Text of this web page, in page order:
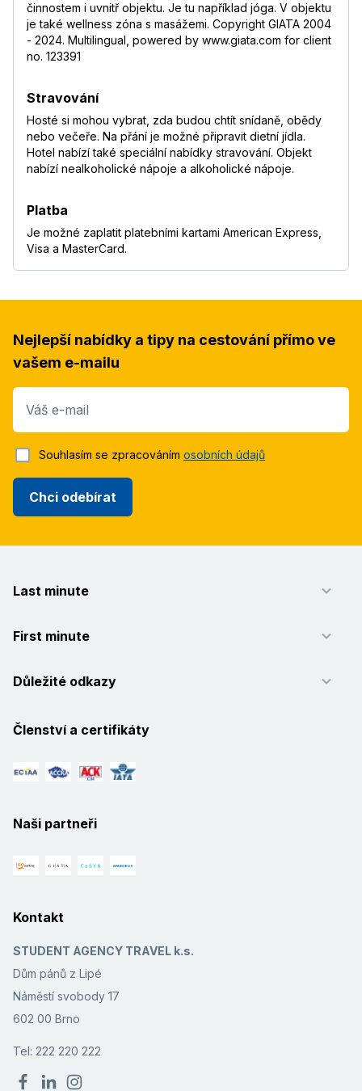
činnostem i uvnitř objektu. Je tu například jóga. V objektu
je také wellness zóna s masážemi. Copyright GIATA 2004
- 2024. Multilingual, powered by www.giata.com for client
no. 123391
Stravování
Hosté si mohou vybrat, zda budou chtít snídaně, obědy
nebo večeře. Na přání je možné připravit dietní jídla.
Hotel nabízí také speciální nabídky stravování. Objekt
nabízí nealkoholické nápoje a alkoholické nápoje.
Platba
Je možné zaplatit platebními kartami American Express,
Visa a MasterCard.
Nejlepší nabídky a tipy na cestování přímo ve
vašem e-mailu
Váš e-mail
Chci odebírat
Souhlasím se zpracováním osobních údajů
Last minute
First minute
Důležité odkazy
Členství a certifikáty
Naši partneři
Kontakt
STUDENT AGENCY TRAVEL k.s.
Dům pánů z Lipé
Náměstí svobody 17
602 00 Brno
Tel: 222 220 222